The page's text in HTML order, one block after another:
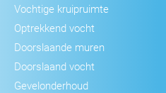
Vochtige kruipruimte
Optrekkend vocht
Doorslaande muren
Doorslaand vocht
Gevelonderhoud